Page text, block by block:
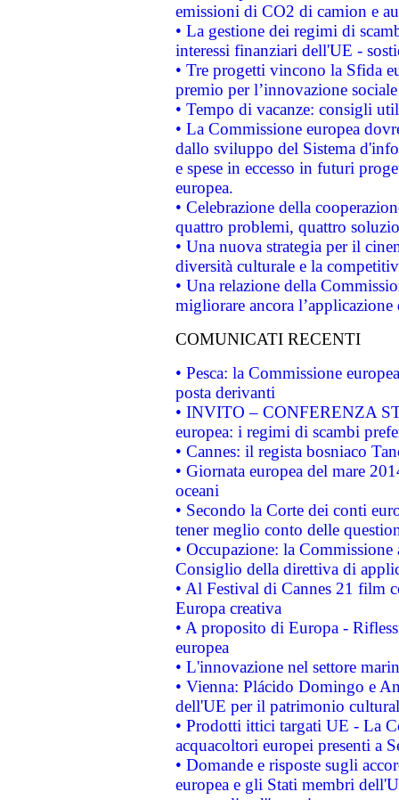
emissioni di CO2 di camion e
• La gestione dei regimi di
interessi finanziari dell'UE -
• Tre progetti vincono la Sfida
premio per l’innovazione sociale
• Tempo di vacanze: consigli
• La Commissione europea
dallo sviluppo del Sistema
e spese in eccesso in futuri
europea.
• Celebrazione della
quattro problemi, quattro
• Una nuova strategia per il
diversità culturale e la
• Una relazione della
migliorare ancora
COMUNICATI RECENTI
• Pesca: la Commissione
posta derivanti
• INVITO – CONFERENZA
europea: i regimi di scambi
• Cannes: il regista bosniaco
• Giornata europea del mare
oceani
• Secondo la Corte dei conti
tener meglio conto delle
• Occupazione: la
Consiglio della direttiva di
• Al Festival di Cannes 21 film
Europa creativa
• A proposito di Europa -
europea
• L'innovazione nel settore
• Vienna: Plácido Domingo e
dell'UE per il patrimonio
• Prodotti ittici targati UE - La
acquacoltori europei presenti a
• Domande e risposte sugli
europea e gli Stati membri